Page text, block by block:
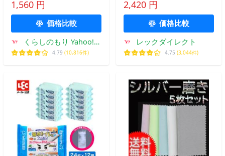
鏡 掃除 マイクロファイバ
ー 水アカ marna
1,560 円
価格比較
くらしのもり Yahoo!シ
ョッピング店
4.79 (10,816件)
掃除シート クリンぱ 大判
タイプ 10枚×12P レック
2,420 円
価格比較
レックダイレクト
4.75 (3,044件)